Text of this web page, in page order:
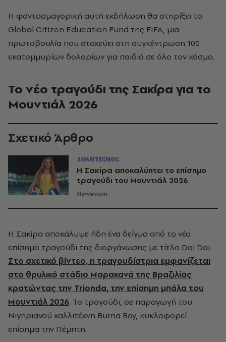
Η φαντασμαγορική αυτή εκδήλωση θα στηρίξει το
Global Citizen Education Fund της FIFA, μια
πρωτοβουλία που στοχεύει στη συγκέντρωση 100
εκατομμυρίων δολαρίων για παιδιά σε όλο τον κόσμο.
Το νέο τραγούδι της Σακίρα για το
Μουντιάλ 2026
Σχετικό Άρθρο
ΑΘΛΗΤΙΣΜΟΣ
Η Σακίρα αποκαλύπτει το επίσημο
τραγούδι του Μουντιάλ 2026
Newsroom
Η Σακίρα αποκάλυψε ήδη ένα δείγμα από το νέο
επίσημο τραγούδι της διοργάνωσης με τίτλο Dai Dai.
Στο σχετικό βίντεο, η τραγουδίστρια εμφανίζεται
στο θρυλικό στάδιο Μαρακανά της Βραζιλίας
κρατώντας την Trionda, την επίσημη μπάλα του
Μουντιάλ 2026. Το τραγούδι, σε παραγωγή του
Νιγηριανού καλλιτέχνη Burna Boy, κυκλοφορεί
επίσημα την Πέμπτη.